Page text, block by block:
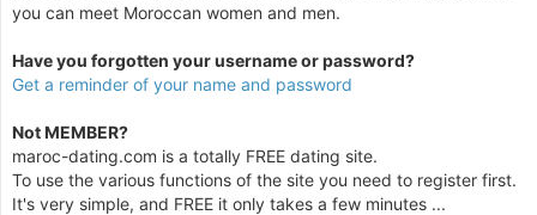
you can meet Moroccan women and men.
Have you forgotten your username or password?
Get a reminder of your name and password
Not MEMBER?
maroc-dating.com is a totally FREE dating site.
To use the various functions of the site you need to register first.
It's very simple, and FREE it only takes a few minutes ...